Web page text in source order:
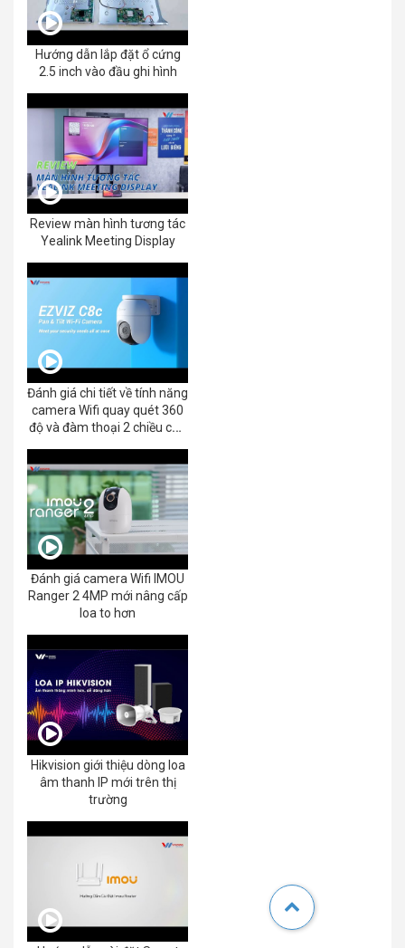
Hướng dẫn lắp đặt ổ cứng
2.5 inch vào đầu ghi hình
Review màn hình tương tác
Yealink Meeting Display
Đánh giá chi tiết về tính năng
camera Wifi quay quét 360
độ và đàm thoại 2 chiều của
Đánh giá camera Wifi IMOU
Ranger 2 4MP mới nâng cấp
loa to hơn
Hikvision giới thiệu dòng loa
âm thanh IP mới trên thị
trường